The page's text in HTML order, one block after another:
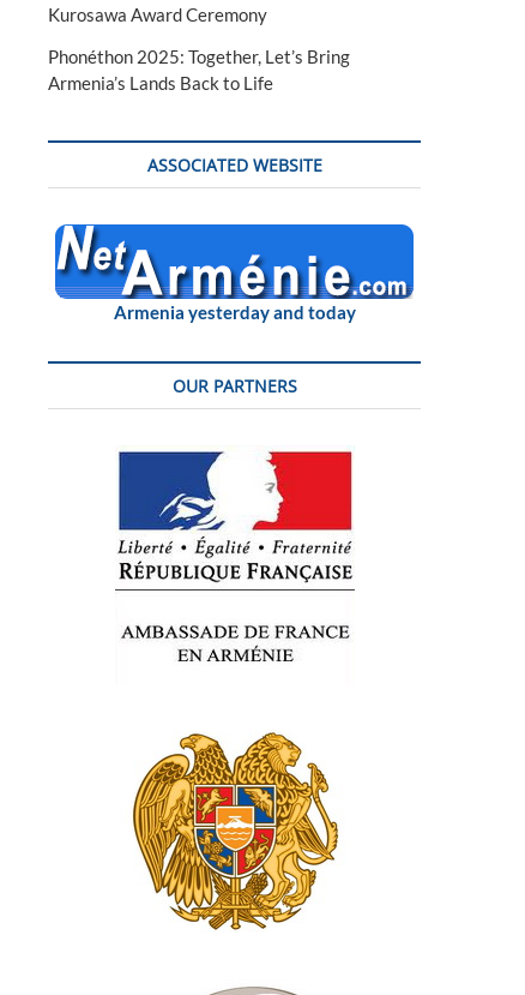
Kurosawa Award Ceremony
Phonéthon 2025: Together, Let’s Bring
Armenia’s Lands Back to Life
ASSOCIATED WEBSITE
Armenia yesterday and today
OUR PARTNERS